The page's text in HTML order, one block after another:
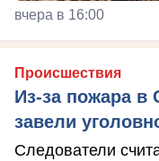
вчера в 16:00
Происшествия
Из-за пожара
завели
Следователи